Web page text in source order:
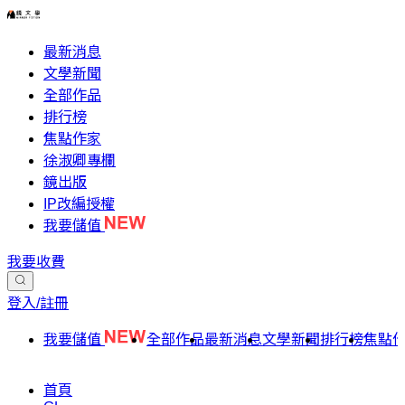
最新消息
文學新聞
全部作品
排行榜
焦點作家
徐淑卿專欄
鏡出版
IP改編授權
我要儲值
我要收費
登入/註冊
我要儲值 全部作品最新消息文學新聞排行榜焦點
首頁